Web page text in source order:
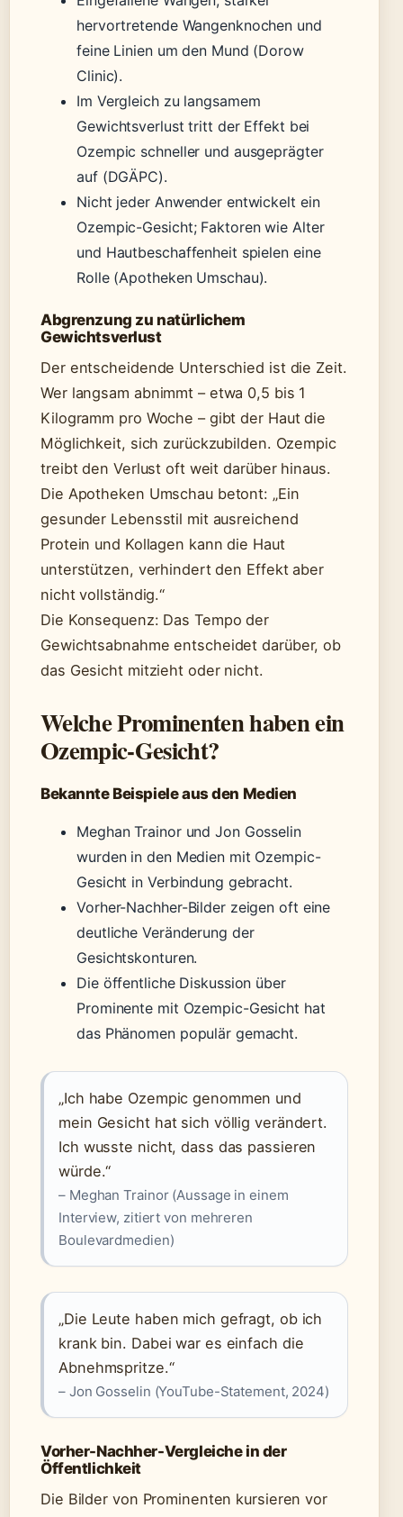
hervortretende Wangenknochen und
feine Linien um den Mund (Dorow
Clinic).
Im Vergleich zu langsamem
Gewichtsverlust tritt der Effekt bei
Ozempic schneller und ausgeprägter
auf (DGÄPC).
Nicht jeder Anwender entwickelt ein
Ozempic-Gesicht; Faktoren wie Alter
und Hautbeschaffenheit spielen eine
Rolle (Apotheken Umschau).
Abgrenzung zu natürlichem
Gewichtsverlust
Der entscheidende Unterschied ist die Zeit.
Wer langsam abnimmt – etwa 0,5 bis 1
Kilogramm pro Woche – gibt der Haut die
Möglichkeit, sich zurückzubilden. Ozempic
treibt den Verlust oft weit darüber hinaus.
Die Apotheken Umschau betont: „Ein
gesunder Lebensstil mit ausreichend
Protein und Kollagen kann die Haut
unterstützen, verhindert den Effekt aber
nicht vollständig.“
Die Konsequenz: Das Tempo der
Gewichtsabnahme entscheidet darüber, ob
das Gesicht mitzieht oder nicht.
Welche Prominenten haben ein
Ozempic-Gesicht?
Bekannte Beispiele aus den Medien
Meghan Trainor und Jon Gosselin
wurden in den Medien mit Ozempic-
Gesicht in Verbindung gebracht.
Vorher-Nachher-Bilder zeigen oft eine
deutliche Veränderung der
Gesichtskonturen.
Die öffentliche Diskussion über
Prominente mit Ozempic-Gesicht hat
das Phänomen populär gemacht.
„Ich habe Ozempic genommen und
mein Gesicht hat sich völlig verändert.
Ich wusste nicht, dass das passieren
würde.“
– Meghan Trainor (Aussage in einem
Interview, zitiert von mehreren
Boulevardmedien)
„Die Leute haben mich gefragt, ob ich
krank bin. Dabei war es einfach die
Abnehmspritze.“
– Jon Gosselin (YouTube-Statement, 2024)
Vorher-Nachher-Vergleiche in der
Öffentlichkeit
Die Bilder von Prominenten kursieren vor